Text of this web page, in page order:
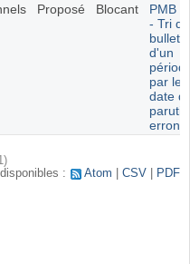
Proposé Blocant
PMB
- Tri
d'un
par
date
erroné
:
Atom CSV PDF